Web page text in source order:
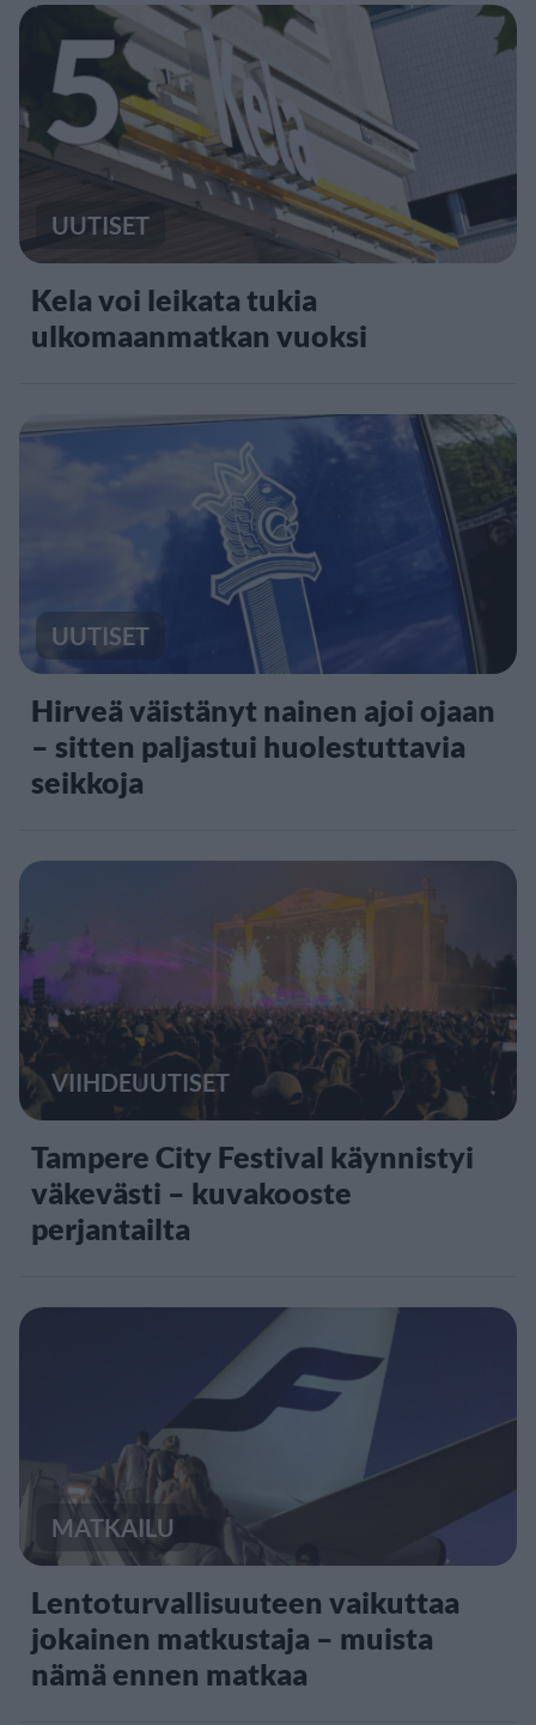
5
UUTISET
Kela voi leikata tukia
ulkomaanmatkan vuoksi
UUTISET
Hirveä väistänyt nainen ajoi ojaan
– sitten paljastui huolestuttavia
seikkoja
VIIHDEUUTISET
Tampere City Festival käynnistyi
väkevästi – kuvakooste
perjantailta
MATKAILU
Lentoturvallisuuteen vaikuttaa
jokainen matkustaja – muista
nämä ennen matkaa